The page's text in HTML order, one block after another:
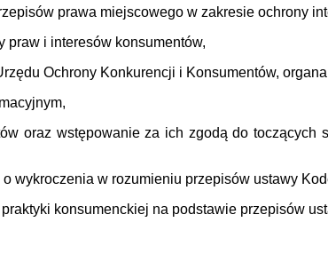
prawa miejscowego w zakresie ochrony
praw i interesów konsumentów,
Ochrony Konkurencji i Konsumentów,
oraz wstępowanie za ich zgodą do
wykroczenia w rozumieniu przepisów ustawy
konsumenckiej na podstawie przepisów